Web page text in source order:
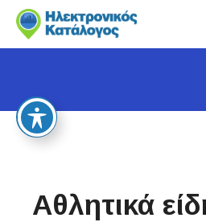
i
Αθλητικά